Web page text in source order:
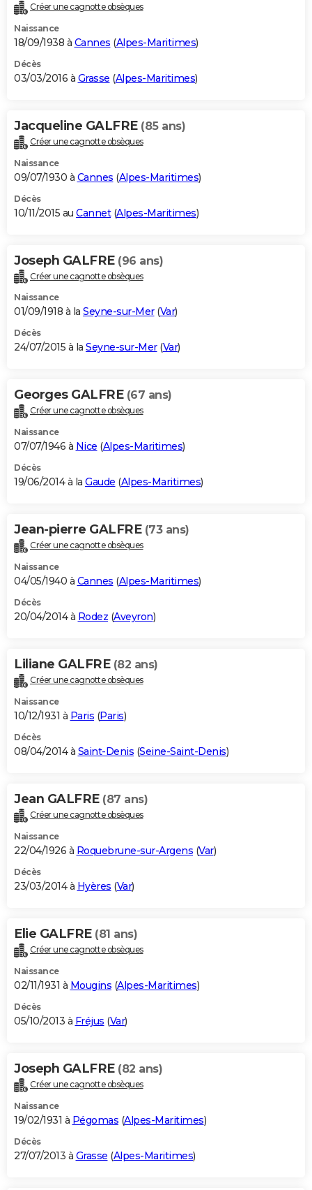
Créer une cagnotte obsèques
Naissance
18/09/1938 à Cannes (Alpes-Maritimes)
Décès
03/03/2016 à Grasse (Alpes-Maritimes)
Jacqueline GALFRE (85 ans)
Créer une cagnotte obsèques
Naissance
09/07/1930 à Cannes (Alpes-Maritimes)
Décès
10/11/2015 au Cannet(Alpes-Maritimes)
Joseph GALFRE (96 ans)
Créer une cagnotte obsèques
Naissance
01/09/1918 à la Seyne-sur-Mer(Var)
Décès
24/07/2015 à la Seyne-sur-Mer(Var)
Georges GALFRE (67 ans)
Créer une cagnotte obsèques
Naissance
07/07/1946 à Nice (Alpes-Maritimes)
Décès
19/06/2014 à la Gaude (Alpes-Maritimes)
Jean-pierre GALFRE (73 ans)
Créer une cagnotte obsèques
Naissance
04/05/1940 à Cannes (Alpes-Maritimes)
Décès
20/04/2014 à Rodez (Aveyron)
Liliane GALFRE (82 ans)
Créer une cagnotte obsèques
Naissance
10/12/1931 à Paris (Paris)
Décès
08/04/2014 à Saint-Denis (Seine-Saint-Denis)
Jean GALFRE (87 ans)
Créer une cagnotte obsèques
Naissance
22/04/1926 à Roquebrune-sur-Argens (Var)
Décès
23/03/2014 à Hyères (Var)
Elie GALFRE (81 ans)
Créer une cagnotte obsèques
Naissance
02/11/1931 à Mougins (Alpes-Maritimes)
Décès
05/10/2013 à Fréjus (Var)
Joseph GALFRE (82 ans)
Créer une cagnotte obsèques
Naissance
19/02/1931 à Pégomas (Alpes-Maritimes)
Décès
27/07/2013 à Grasse (Alpes-Maritimes)